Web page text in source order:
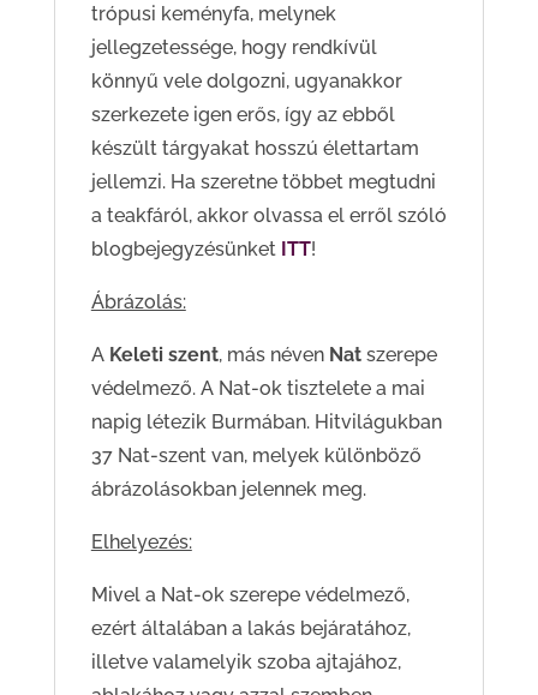
trópusi keményfa, melynek
jellegzetessége, hogy rendkívül
könnyű vele dolgozni, ugyanakkor
szerkezete igen erős, így az ebből
készült tárgyakat hosszú élettartam
jellemzi. Ha szeretne többet megtudni
a teakfáról, akkor olvassa el erről szóló
blogbejegyzésünket ITT!
Ábrázolás:
A Keleti szent, más névenNat szerepe
védelmező. A Nat-ok tisztelete a mai
napig létezik Burmában. Hitvilágukban
37 Nat-szent van, melyek különböző
ábrázolásokban jelennek meg.
Elhelyezés:
Mivel a Nat-ok szerepe védelmező,
ezért általában a lakás bejáratához,
illetve valamelyik szoba ajtajához,